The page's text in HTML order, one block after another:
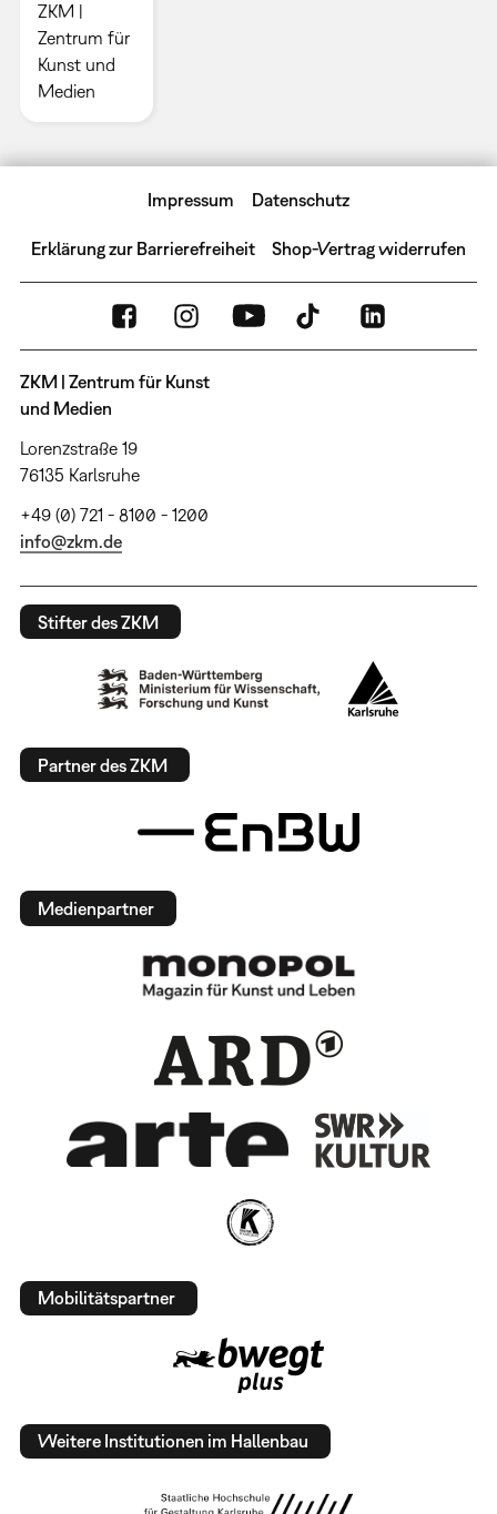
ZKM |
Zentrum für
Kunst und
Medien
Impressum Datenschutz
Erklärung zur Barrierefreiheit Shop-Vertrag widerrufen
ZKM | Zentrum für Kunst
und Medien
Lorenzstraße 19
76135 Karlsruhe
+49 (0) 721 - 8100 - 1200
info@zkm.de
Stifter des ZKM
Partner des ZKM
Medienpartner
Mobilitätspartner
Weitere Institutionen im Hallenbau